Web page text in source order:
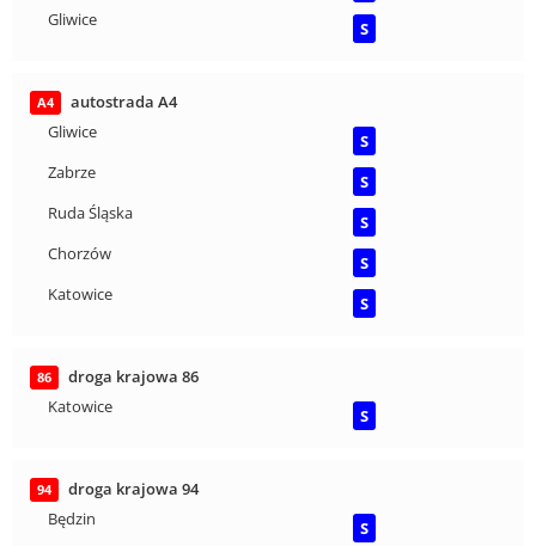
Gliwice
S
A4
autostrada A4
Gliwice
S
Zabrze
S
Ruda Śląska
S
Chorzów
S
Katowice
S
86
droga krajowa 86
Katowice
S
94
droga krajowa 94
Będzin
S